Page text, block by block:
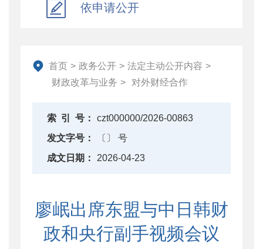
乡村振兴
资产监督管理
金融工作
财政内控监督
下载中心
重点领域信息公开
依申请公开
首页 > 政务公开 > 法定主动公开内容 >
财政改革与业务 > 对外财经合作
索 引 号：
czt000000/2026-00863
发文字号：
〔〕 号
成文日期：
2026-04-23
廖岷出席东盟与中日韩财
政和央行副手视频会议